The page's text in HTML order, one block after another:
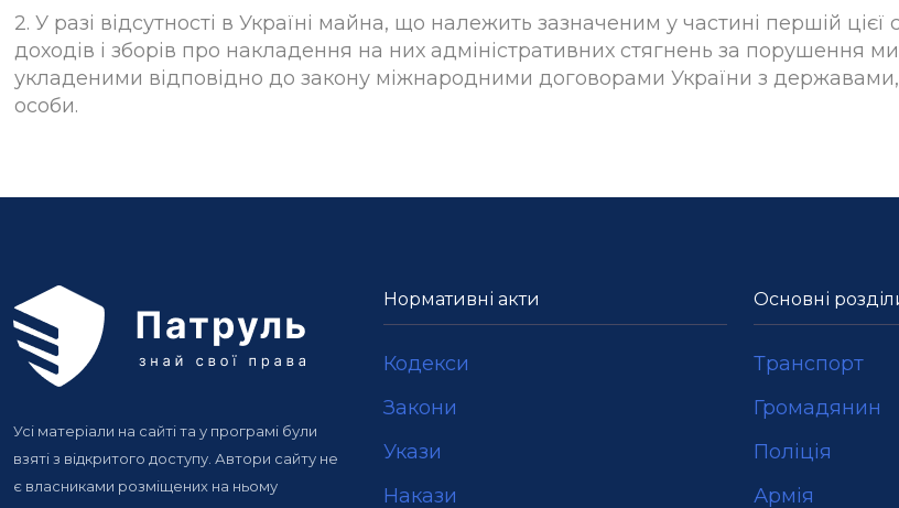
2. У разі відсутності в Україні майна, що належить зазначеним у частині першій
доходів і зборів про накладення на них адміністративних стягнень за порушення
укладеними відповідно до закону міжнародними договорами України з
особи.
Усі матеріали на сайті та у програмі були
взяті з відкритого доступу. Автори сайту не
є власниками розміщених на ньому
Нормативні акти
Кодекси
Закони
Укази
Накази
Основні
Транспорт
Громадянин
Поліція
Армія